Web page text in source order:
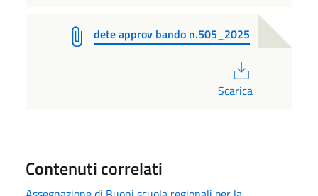
dete approv bando n.505_2025
Scarica
Contenuti correlati